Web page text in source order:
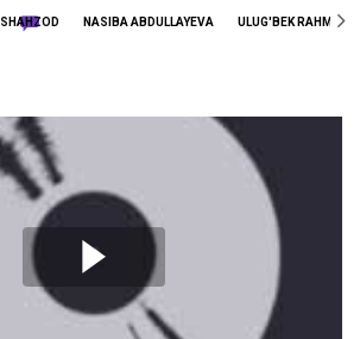
SHAHZOD NASIBA ABDULLAYEVA
ULUG'BEK
0